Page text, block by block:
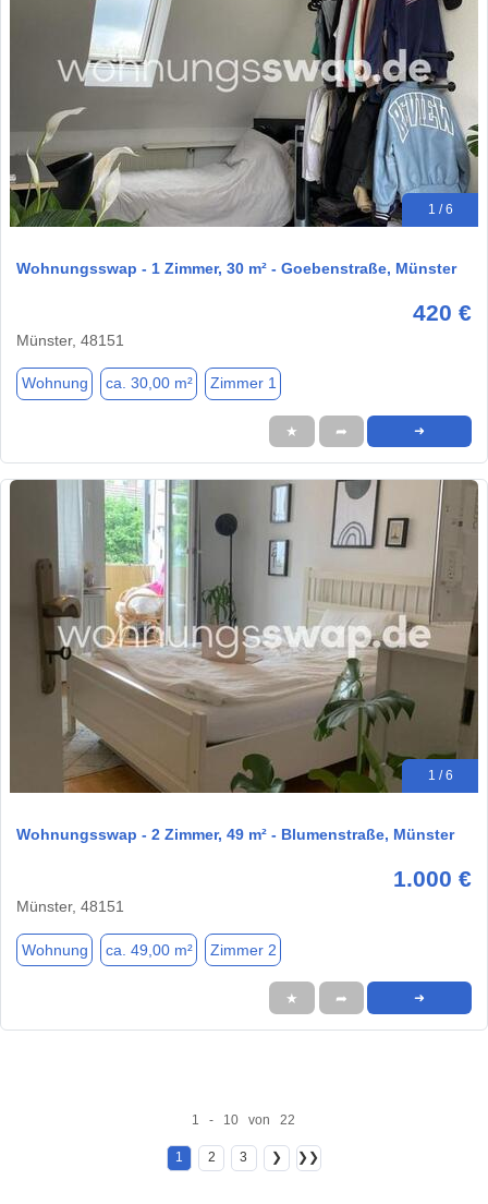
1 / 6
Wohnungsswap - 1 Zimmer, 30 m² - Goebenstraße, Münster
420 €
Münster, 48151
Wohnung ca. 30,00 m² Zimmer 1
★ ➦ ➜
1 / 6
Wohnungsswap - 2 Zimmer, 49 m² - Blumenstraße, Münster
1.000 €
Münster, 48151
Wohnung ca. 49,00 m² Zimmer 2
★ ➦ ➜
1 - 10 von 22
1 2 3 ❯ ❯❯